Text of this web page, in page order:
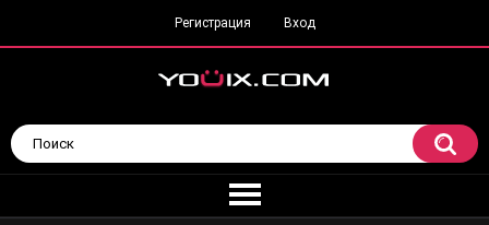
Регистрация Вход